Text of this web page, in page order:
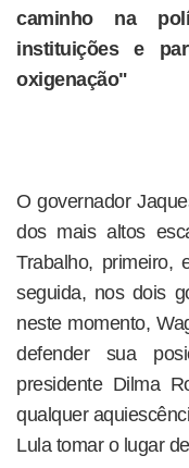
caminho na
instituições e
oxigenação"
O governador
dos mais altos
Trabalho, primeiro,
seguida, nos dois
neste momento,
defender sua
presidente Dilma
qualquer
Lula tomar o lugar